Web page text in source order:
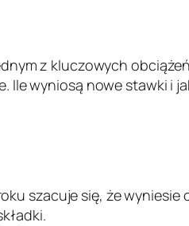
z kluczowych
Ile wyniosą nowe stawki i
szacuje się, że wyniesie